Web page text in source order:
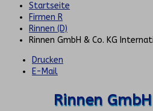
Startseite
Firmen R
Rinnen (D)
Rinnen GmbH & Co. KG
Drucken
E-Mail
Rinnen